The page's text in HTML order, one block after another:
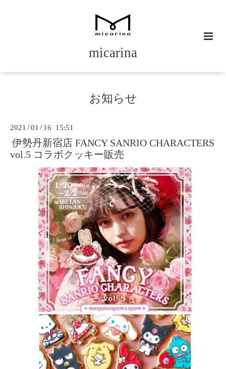
micarina
お知らせ
2021 /01 / 16 15:51
伊勢丹新宿店 FANCY SANRIO CHARACTERS
vol.5 コラボクッキー販売